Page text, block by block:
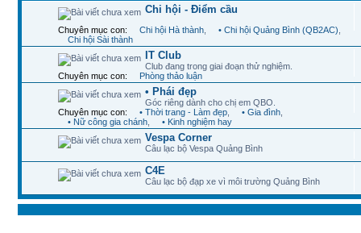
Chi hội - Điểm cầu
Chuyên mục con: Chi hội Hà thành • Chi hội Quảng Bình (QB2AC)
Chi hội Sài thành
IT Club
Club đang trong giai đoạn thử nghiệm.
Chuyên mục con:
Phòng thảo luận
• Phái đẹp
Góc riêng dành cho chị em QBO.
Chuyên mục con:
• Thời trang - Làm đẹp • Gia đình
• Nữ công gia chánh
• Kinh nghiệm hay
Vespa Corner
Câu lạc bộ Vespa Quảng Bình
C4E
Câu lạc bộ đạp xe vì môi trường Quảng Bình